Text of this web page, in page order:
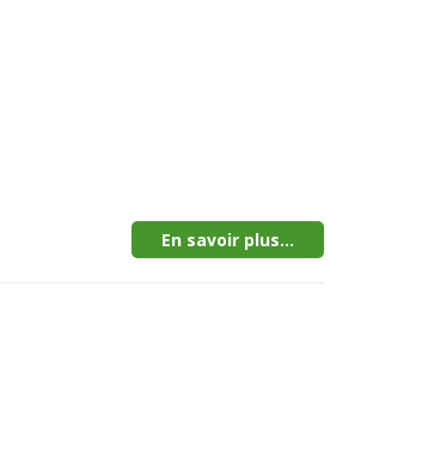
En savoir plus...